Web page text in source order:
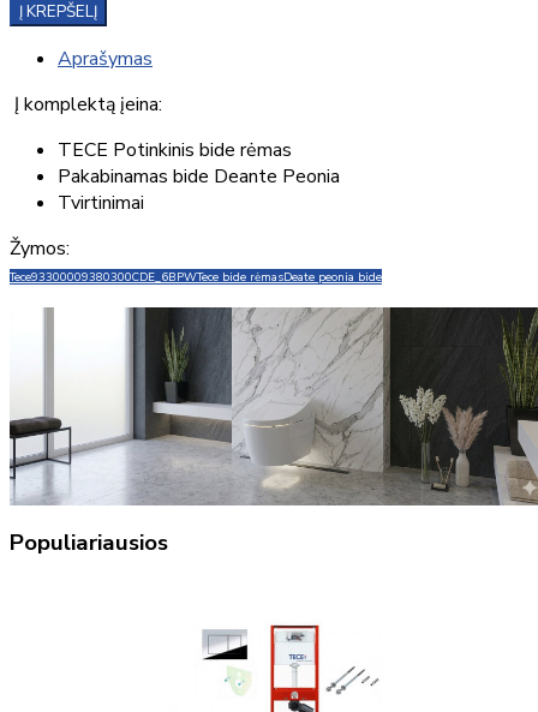
Į KREPŠELĮ
Aprašymas
Į komplektą įeina:
TECE Potinkinis bide rėmas
Pakabinamas bide Deante Peonia
Tvirtinimai
Žymos:
Tece93300009380300CDE_6BPWTece bide rėmasDeate peonia bide
Populiariausios